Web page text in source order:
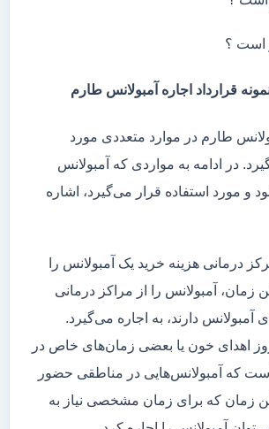
است ؟
قرارداد اجاره آمبولانس طارم
طارم در موارد متعددی مورد
در ادامه به مواردی که آمبولانس
و مورد استفاده قرار می‌گیرد، اشاره
درمانی هزینه خرید یک آمبولانس را
زمان، آمبولانس را از مراکز درمانی
آمبولانس دارند، به اجاره می‌گیرد.
روز اهدای خون یا بعضی زمان‌های خاص در
که آمبولانس‌هایی در مناطقی حضور
زمان که برای زمان مشخصی نیاز به